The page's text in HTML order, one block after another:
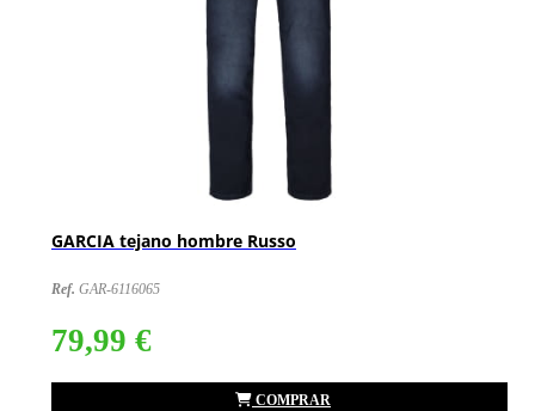
GARCIA tejano hombre Russo
Ref. GAR-6116065
79,99 €
COMPRAR